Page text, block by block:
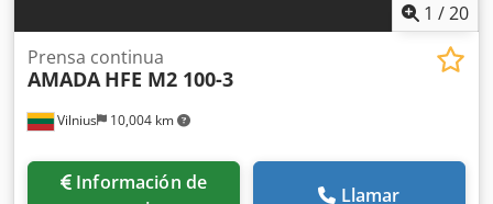
1 /20
Vilnius 10,004 km
Prensa continua
AMADA HFE M2 100-3
Información de
Llamar